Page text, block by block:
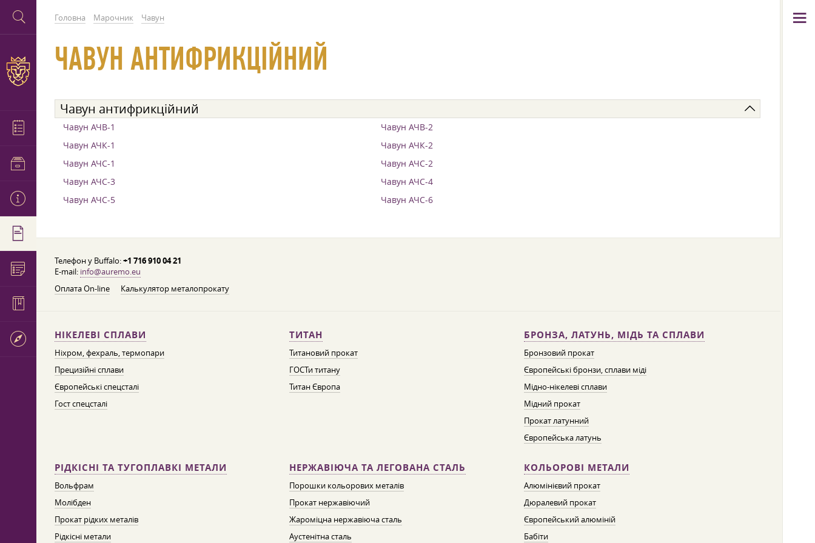
Головна Марочник Чавун
ЧАВУН АНТИФРИКЦІЙНИЙ
Чавун антифрикційний
Чавун АЧВ-1
Чавун АЧВ-2
Чавун АЧК-1
Чавун АЧК-2
Чавун АЧС-1
Чавун АЧС-2
Чавун АЧС-3
Чавун АЧС-4
Чавун АЧС-5
Чавун АЧС-6
Телефон у Buffalo:+1 716 910 04 21
E-mail: info@auremo.eu
Оплата On-line
Калькулятор металопрокату
НІКЕЛЕВІ СПЛАВИ
Ніхром, фехраль, термопари
Прецизійні сплави
Європейські спецсталі
Гост спецсталі
ТИТАН
Титановий прокат
ГОСТи титану
Титан Європа
БРОНЗА, ЛАТУНЬ, МІДЬ ТА СПЛАВИ
Бронзовий прокат
Європейські бронзи, сплави міді
Мідно-нікелеві сплави
Мідний прокат
Прокат латунний
Європейська латунь
РІДКІСНІ ТА ТУГОПЛАВКІ МЕТАЛИ
Вольфрам
Молібден
Прокат рідких металів
Рідкісні метали
НЕРЖАВІЮЧА ТА ЛЕГОВАНА СТАЛЬ
Порошки кольорових металів
Прокат нержавіючий
Жароміцна нержавіюча сталь
Аустенітна сталь
КОЛЬОРОВІ МЕТАЛИ
Алюмінієвий прокат
Дюралевий прокат
Європейський алюміній
Бабіти